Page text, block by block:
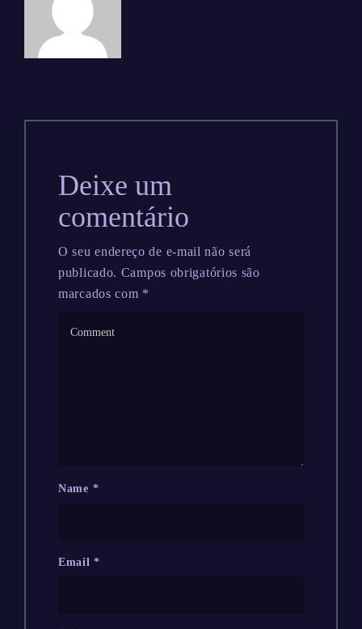
Deixe um
comentário
O seu endereço de e-mail não será
publicado. Campos obrigatórios são
marcados com *
Name *
Email*